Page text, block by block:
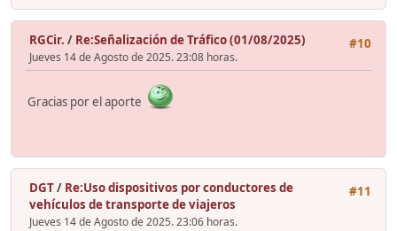
#10
RGCir. / Re:Señalización de Tráfico (01/08/2025)
Jueves 14 de Agosto de 2025. 23:08 horas.
Gracias por el aporte
#11
DGT/ Re:Uso dispositivos por conductores de
vehículos de transporte de viajeros
Jueves 14 de Agosto de 2025. 23:06 horas.